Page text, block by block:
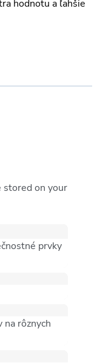
hodnotu a ľahšie
stored on your
prvky
rôznych